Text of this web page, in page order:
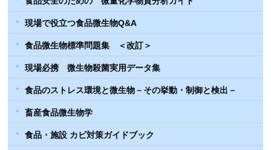
現場で役立つ食品微生物Q&A
食品微生物標準問題集 ＜改訂＞
現場必携 微生物殺菌実用データ集
食品のストレス環境と微生物－その挙動・制御と検出－
畜産食品微生物学
食品・施設 カビ対策ガイドブック